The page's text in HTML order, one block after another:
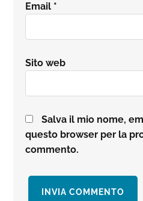
Email *
Sito web
Salva il mio nome,
questo browser per la
commento.